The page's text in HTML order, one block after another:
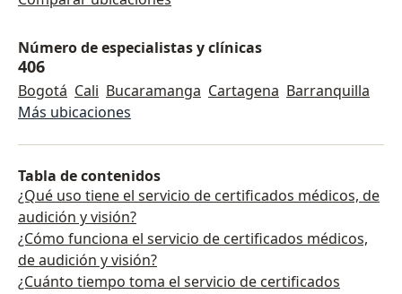
Número de especialistas y clínicas
406
Bogotá Cali Bucaramanga Cartagena Barranquilla
Más ubicaciones
Tabla de contenidos
¿Qué uso tiene el servicio de certificados médicos, de
audición y visión?
¿Cómo funciona el servicio de certificados médicos,
de audición y visión?
¿Cuánto tiempo toma el servicio de certificados